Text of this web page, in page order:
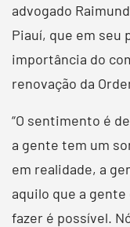
advogado
Piauí, que em seu
importância do
renovação da
“O sentimento é
a gente tem um
em realidade, a
aquilo que a
fazer é possível.